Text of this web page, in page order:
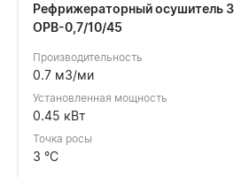
Рефрижераторный осушитель
ОРВ-0,7/10/45
Производительность
0.7 м3/ми
Установленная мощность
0.45 кВт
Точка росы
3 °C